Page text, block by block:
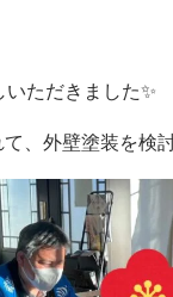
ただきました✨
、外壁塗装を検